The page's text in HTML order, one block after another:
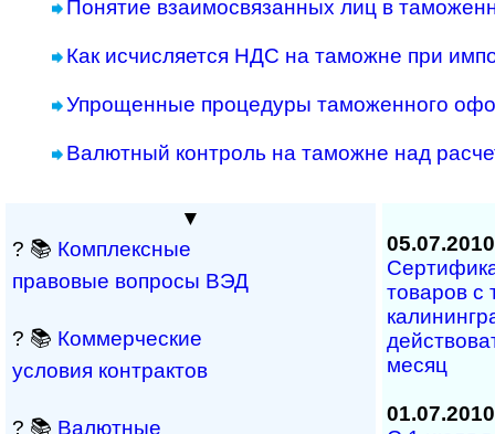
Понятие взаимосвязанных лиц в
Как исчисляется НДС на таможне при
Упрощенные процедуры таможенного
Валютный контроль на таможне над
▼
? 📚 Комплексные
правовые вопросы ВЭД
? 📚 Коммерческие
условия контрактов
? 📚 Валютные
05.07.2010
товаров с
месяц
01.07.2010